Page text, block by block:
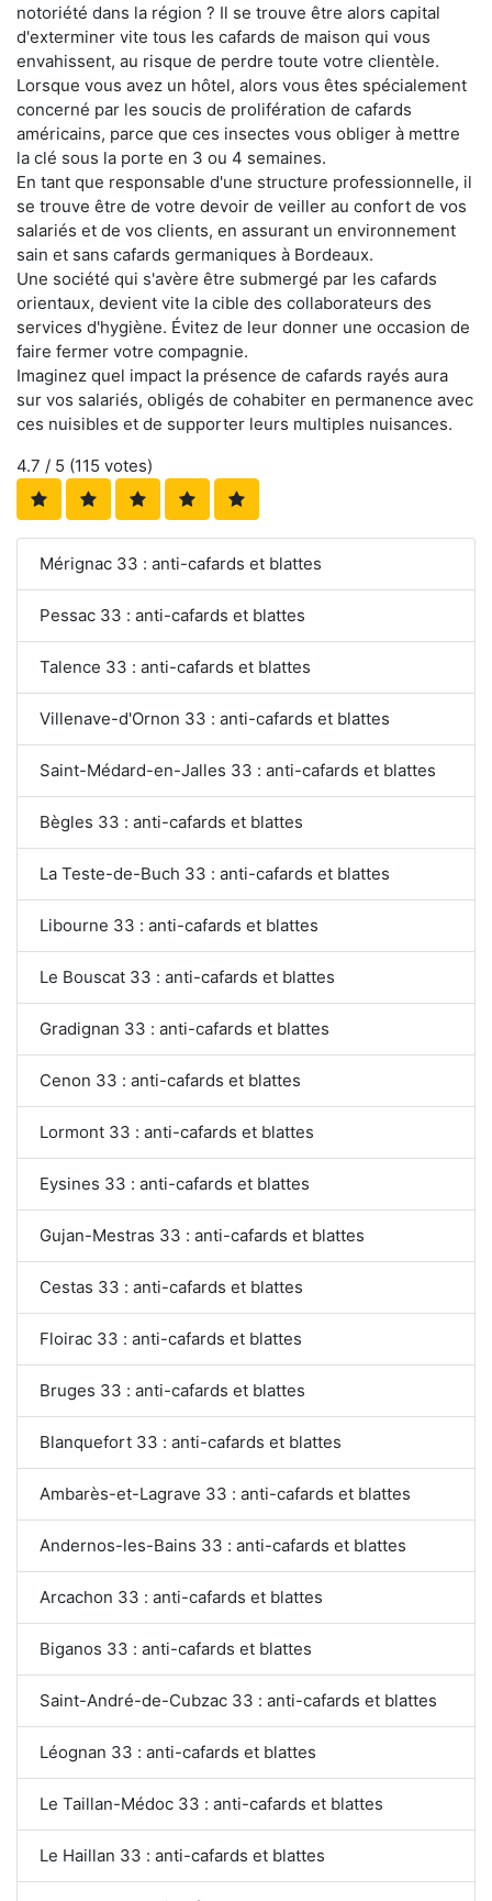
notoriété dans la région ? Il se trouve être alors capital
d'exterminer vite tous les cafards de maison qui vous
envahissent, au risque de perdre toute votre clientèle.
Lorsque vous avez un hôtel, alors vous êtes spécialement
concerné par les soucis de prolifération de cafards
américains, parce que ces insectes vous obliger à mettre
la clé sous la porte en 3 ou 4 semaines.
En tant que responsable d'une structure professionnelle, il
se trouve être de votre devoir de veiller au confort de vos
salariés et de vos clients, en assurant un environnement
sain et sans cafards germaniques à Bordeaux.
Une société qui s'avère être submergé par les cafards
orientaux, devient vite la cible des collaborateurs des
services d'hygiène. Évitez de leur donner une occasion de
faire fermer votre compagnie.
Imaginez quel impact la présence de cafards rayés aura
sur vos salariés, obligés de cohabiter en permanence avec
ces nuisibles et de supporter leurs multiples nuisances.
4.7 / 5 (115 votes)
Mérignac 33 : anti-cafards et blattes
Pessac 33 : anti-cafards et blattes
Talence 33 : anti-cafards et blattes
Villenave-d'Ornon 33 : anti-cafards et blattes
Saint-Médard-en-Jalles 33 : anti-cafards et blattes
Bègles 33 : anti-cafards et blattes
La Teste-de-Buch 33 : anti-cafards et blattes
Libourne 33 : anti-cafards et blattes
Le Bouscat 33 : anti-cafards et blattes
Gradignan 33 : anti-cafards et blattes
Cenon 33 : anti-cafards et blattes
Lormont 33 : anti-cafards et blattes
Eysines 33 : anti-cafards et blattes
Gujan-Mestras 33 : anti-cafards et blattes
Cestas 33 : anti-cafards et blattes
Floirac 33 : anti-cafards et blattes
Bruges 33 : anti-cafards et blattes
Blanquefort 33 : anti-cafards et blattes
Ambarès-et-Lagrave 33 : anti-cafards et blattes
Andernos-les-Bains 33 : anti-cafards et blattes
Arcachon 33 : anti-cafards et blattes
Biganos 33 : anti-cafards et blattes
Saint-André-de-Cubzac 33 : anti-cafards et blattes
Léognan 33 : anti-cafards et blattes
Le Taillan-Médoc 33 : anti-cafards et blattes
Le Haillan 33 : anti-cafards et blattes